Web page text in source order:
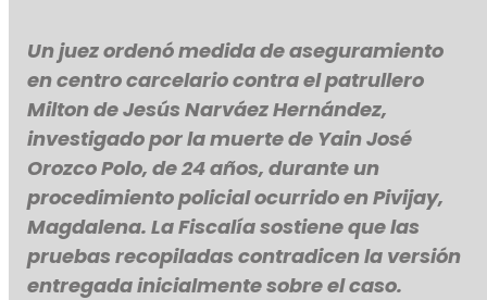
Un juez ordenó medida de aseguramiento
en centro carcelario contra el patrullero
Milton de Jesús Narváez Hernández,
investigado por la muerte de Yain José
Orozco Polo, de 24 años, durante un
procedimiento policial ocurrido en Pivijay,
Magdalena. La Fiscalía sostiene que las
pruebas recopiladas contradicen la versión
entregada inicialmente sobre el caso.